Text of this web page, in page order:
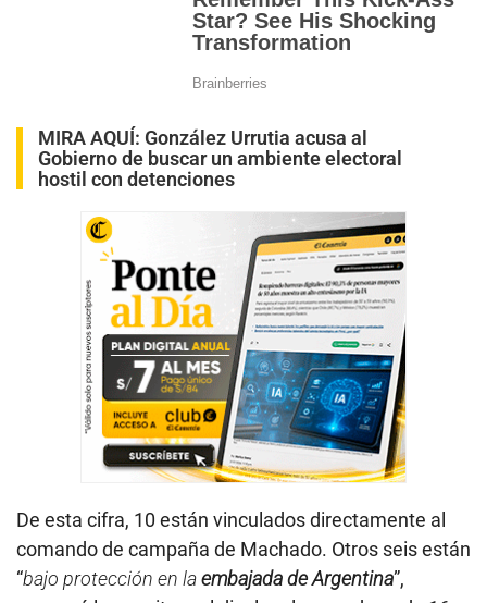
MIRA AQUÍ: González Urrutia acusa al
Gobierno de buscar un ambiente electoral
hostil con detenciones
De esta cifra, 10 están vinculados directamente al
comando de campaña de Machado. Otros seis están
“bajo protección en laembajada de Argentina”,